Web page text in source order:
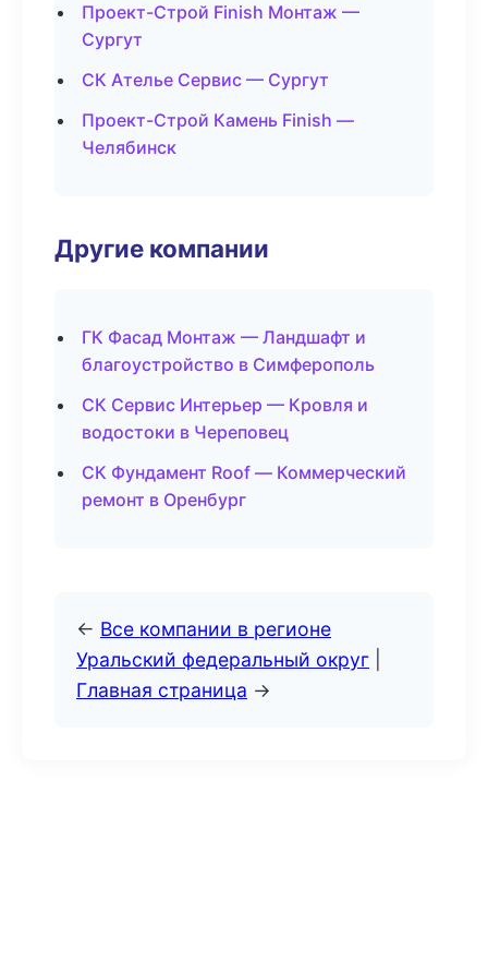
Проект-Строй Finish Монтаж —
Сургут
СК Ателье Сервис — Сургут
Проект-Строй Камень Finish —
Челябинск
Другие компании
ГК Фасад Монтаж — Ландшафт и
благоустройство в Симферополь
СК Сервис Интерьер — Кровля и
водостоки в Череповец
СК Фундамент Roof — Коммерческий
ремонт в Оренбург
← Все компании в регионе
Уральский федеральный округ
Главная страница →